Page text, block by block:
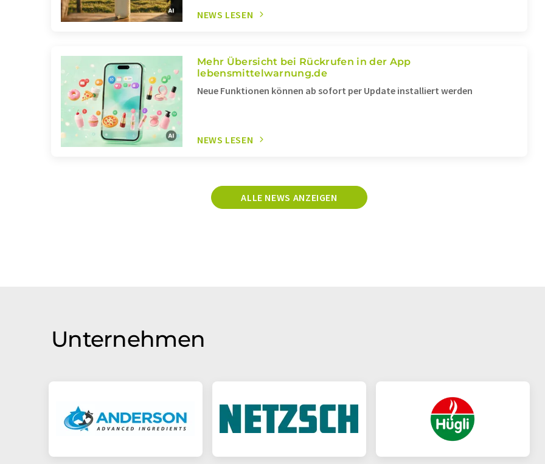
NEWS LESEN
Mehr Übersicht bei Rückrufen in der App
lebensmittelwarnung.de
Neue Funktionen können ab sofort per Update installiert werden
NEWS LESEN
ALLE NEWS ANZEIGEN
Unternehmen